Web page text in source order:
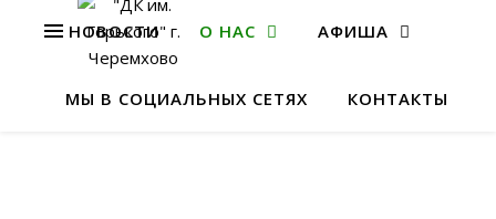
НОВОСТИ О НАС АФИША
МЫ В СОЦИАЛЬНЫХ СЕТЯХ КОНТАКТЫ